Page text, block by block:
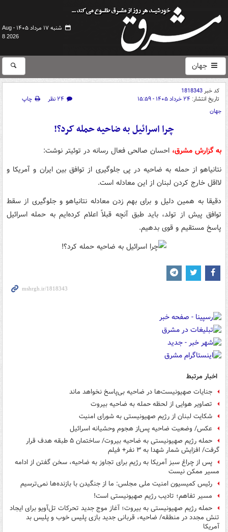
شنبه ۱۷ مرداد ۱۴۰۵ -
Aug
8 2026
جهان
کد خبر1818343
تاریخ انتشار: ۲۴ خرداد ۱۴۰۵ - ۱۵:۵۹ ۲۴ نظر
چاپ
جهان
چرا اسرائیل به ضاحیه حمله کرد؟!
به گزارش مشرق، احسان صالحی فعال رسانه در توئیتر نوشت:
نتانیاهو از حمله به ضاحیه در پی جلوگیری از توافق بین ایران و آمریکا و
لااقل خارج کردن لبنان از این معادله است.
دقیقا به همین دلیل و برای بهم زدن معادله نتانیاهو و جلوگیری از سقط
توافق پیش از تولد، باید طبق آنچه قبلاً اعلام کرده‌ایم به حمله اسرائیل
پاسخ مستقیم و قوی بدهیم.
اخبار مرتبط
جنایات صهیونیست‌ها در ضاحیه بی‌پاسخ نخواهد ماند
تصاویر هوایی از لحظه حمله به ضاحیه بیروت
شکایت لبنان از رژیم صهیونیستی به شورای امنیت
عکس/ وضعیت ضاحیه پس‌از هجوم وحشیانه اسرائیل
حمله رژیم صهیونیستی به ضاحیه بیروت/ ساختمان ۵ طبقه هدف قرار
گرفت/ افزایش شمار شهدا به ۳ نفر+ فیلم
پس از چراغ سبز آمریکا به رژیم برای تجاوز به ضاحیه، سخن گفتن از ادامه
مسیر ممکن نیست
رئیس کمیسیون امنیت ملی مجلس: ما از جنگیدن با بازنده‌ها نمی‌ترسیم
مسیر تفاهم؛ تادیب رژیم صهیونیستی است!
حمله رژیم صهیونیستی به بیروت؛ آغاز موج جدید تحرکات تل‌آویو برای ایجاد
تنش مجدد در منطقه/ ضاحیه، قربانی جدید بازی پلیس خوب و پلیس بد
آمریکا